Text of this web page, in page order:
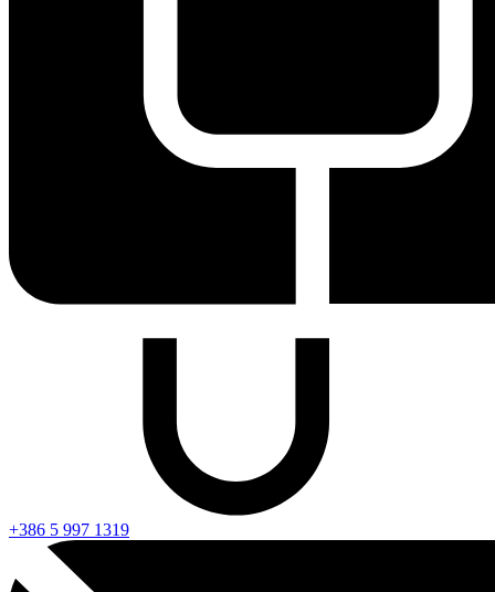
+386 5 997 1319